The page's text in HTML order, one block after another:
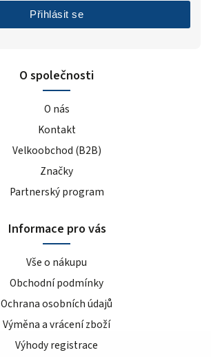
O společnosti
O nás
Kontakt
Velkoobchod (B2B)
Značky
Partnerský program
Informace pro vás
Vše o nákupu
Obchodní podmínky
Ochrana osobních údajů
Výměna a vrácení zboží
Výhody registrace
Přihlásit se